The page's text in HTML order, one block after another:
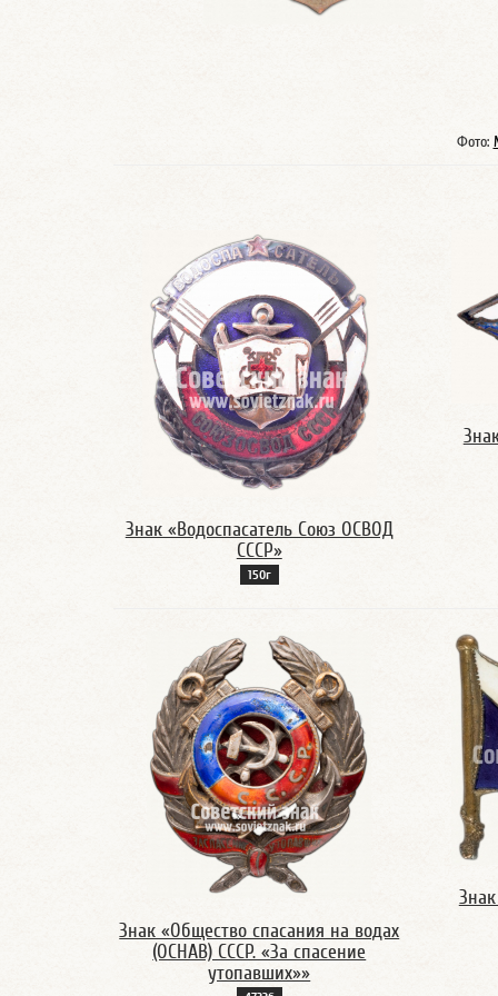
Фото:
Знак «Водоспасатель Союз ОСВОД
СССР»
150г
Знак «Общество спасания на водах
(ОСНАВ) СССР. «За спасение
утопавших»»